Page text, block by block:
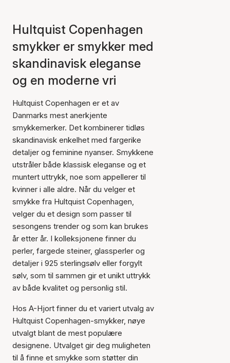
Hultquist Copenhagen
smykker er smykker med
skandinavisk eleganse
og en moderne vri
Hultquist Copenhagen er et av
Danmarks mest anerkjente
smykkemerker. Det kombinerer tidløs
skandinavisk enkelhet med fargerike
detaljer og feminine nyanser. Smykkene
utstråler både klassisk eleganse og et
muntert uttrykk, noe som appellerer til
kvinner i alle aldre. Når du velger et
smykke fra Hultquist Copenhagen,
velger du et design som passer til
sesongens trender og som kan brukes
år etter år. I kolleksjonene finner du
perler, fargede steiner, glassperler og
detaljer i 925 sterlingsølv eller forgylt
sølv, som til sammen gir et unikt uttrykk
av både kvalitet og personlig stil.
Hos A-Hjort finner du et variert utvalg av
Hultquist Copenhagen-smykker, nøye
utvalgt blant de mest populære
designene. Utvalget gir deg muligheten
til å finne et smykke som støtter din